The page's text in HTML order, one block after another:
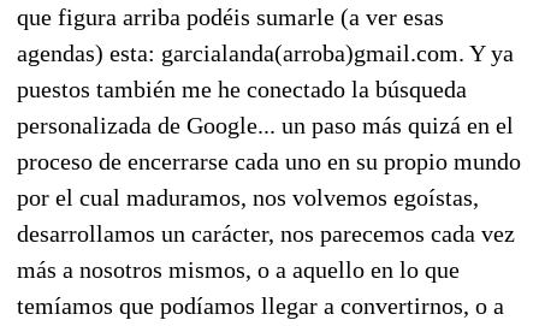
que figura arriba podéis sumarle (a ver esas
agendas) esta: garcialanda(arroba)gmail.com. Y ya
puestos también me he conectado la búsqueda
personalizada de Google... un paso más quizá en el
proceso de encerrarse cada uno en su propio mundo
por el cual maduramos, nos volvemos egoístas,
desarrollamos un carácter, nos parecemos cada vez
más a nosotros mismos, o a aquello en lo que
temíamos que podíamos llegar a convertirnos, o a